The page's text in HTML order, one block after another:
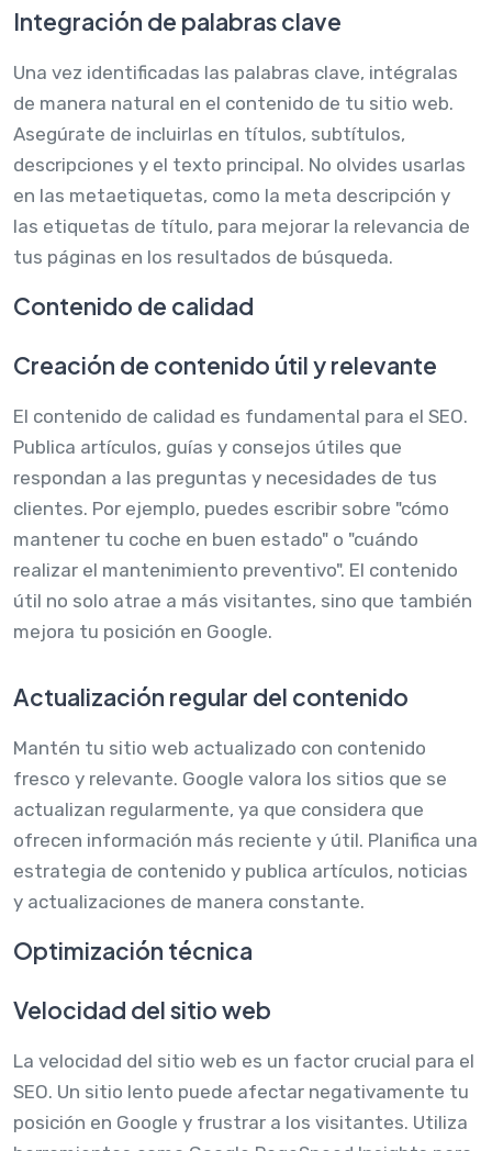
Integración de palabras clave
Una vez identificadas las palabras clave, intégralas
de manera natural en el contenido de tu sitio web.
Asegúrate de incluirlas en títulos, subtítulos,
descripciones y el texto principal. No olvides usarlas
en las metaetiquetas, como la meta descripción y
las etiquetas de título, para mejorar la relevancia de
tus páginas en los resultados de búsqueda.
Contenido de calidad
Creación de contenido útil y relevante
El contenido de calidad es fundamental para el SEO.
Publica artículos, guías y consejos útiles que
respondan a las preguntas y necesidades de tus
clientes. Por ejemplo, puedes escribir sobre "cómo
mantener tu coche en buen estado" o "cuándo
realizar el mantenimiento preventivo". El contenido
útil no solo atrae a más visitantes, sino que también
mejora tu posición en Google.
Actualización regular del contenido
Mantén tu sitio web actualizado con contenido
fresco y relevante. Google valora los sitios que se
actualizan regularmente, ya que considera que
ofrecen información más reciente y útil. Planifica una
estrategia de contenido y publica artículos, noticias
y actualizaciones de manera constante.
Optimización técnica
Velocidad del sitio web
La velocidad del sitio web es un factor crucial para el
SEO. Un sitio lento puede afectar negativamente tu
posición en Google y frustrar a los visitantes. Utiliza